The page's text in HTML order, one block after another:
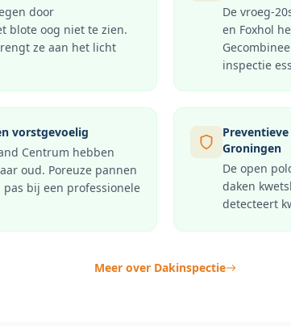
door
blote oog niet te zien.
ze aan het licht
De vroeg-
en Foxhol
inspectie
vorstgevoelig
Centrum hebben
oud. Poreuze pannen
bij een professionele
Groningen
De open
daken
detecteert
Meer over Dakinspectie